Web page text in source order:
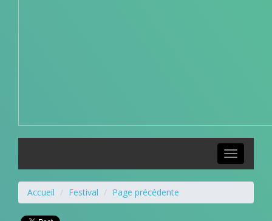
Toggle
navigation
Accueil Festival Page précédente